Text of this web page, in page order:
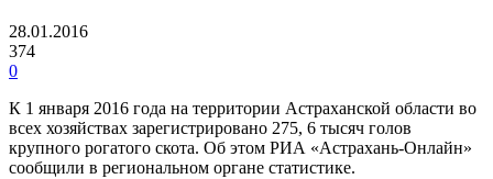
28.01.2016
374
0
К 1 января 2016 года на территории Астраханской области во
всех хозяйствах зарегистрировано 275, 6 тысяч голов
крупного рогатого скота. Об этом РИА «Астрахань-Онлайн»
сообщили в региональном органе статистике.